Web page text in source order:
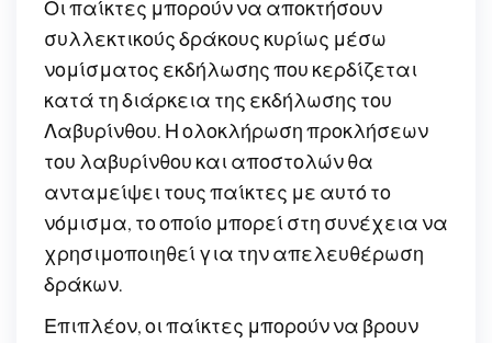
Οι παίκτες μπορούν να αποκτήσουν
συλλεκτικούς δράκους κυρίως μέσω
νομίσματος εκδήλωσης που κερδίζεται
κατά τη διάρκεια της εκδήλωσης του
Λαβυρίνθου. Η ολοκλήρωση προκλήσεων
του λαβυρίνθου και αποστολών θα
ανταμείψει τους παίκτες με αυτό το
νόμισμα, το οποίο μπορεί στη συνέχεια να
χρησιμοποιηθεί για την απελευθέρωση
δράκων.
Επιπλέον, οι παίκτες μπορούν να βρουν